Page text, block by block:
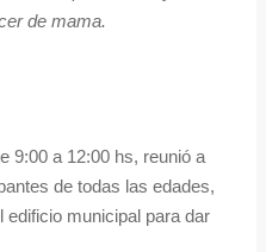
de mama.
9:00 a 12:00 hs, reunió a
de todas las edades,
municipal para dar